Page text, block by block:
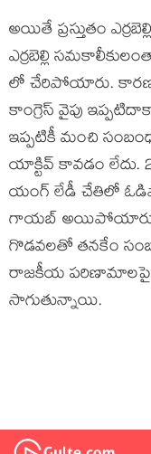
అయితే ప్రస్తుతం
ఎర్రబెల్లి
లో చేరిపోయారు.
కాంగ్రెస్ వైపు
ఇప్పటికీ మంచి
యాక్టివ్ కావడం లేదు.
యంగ్ లేడీ చేతిలో
గాయబ్ అయిపోయారు.
గొడవలతో తనకేం
రాజకీయ పరిణామాలపై
సాగుతున్నాయి.